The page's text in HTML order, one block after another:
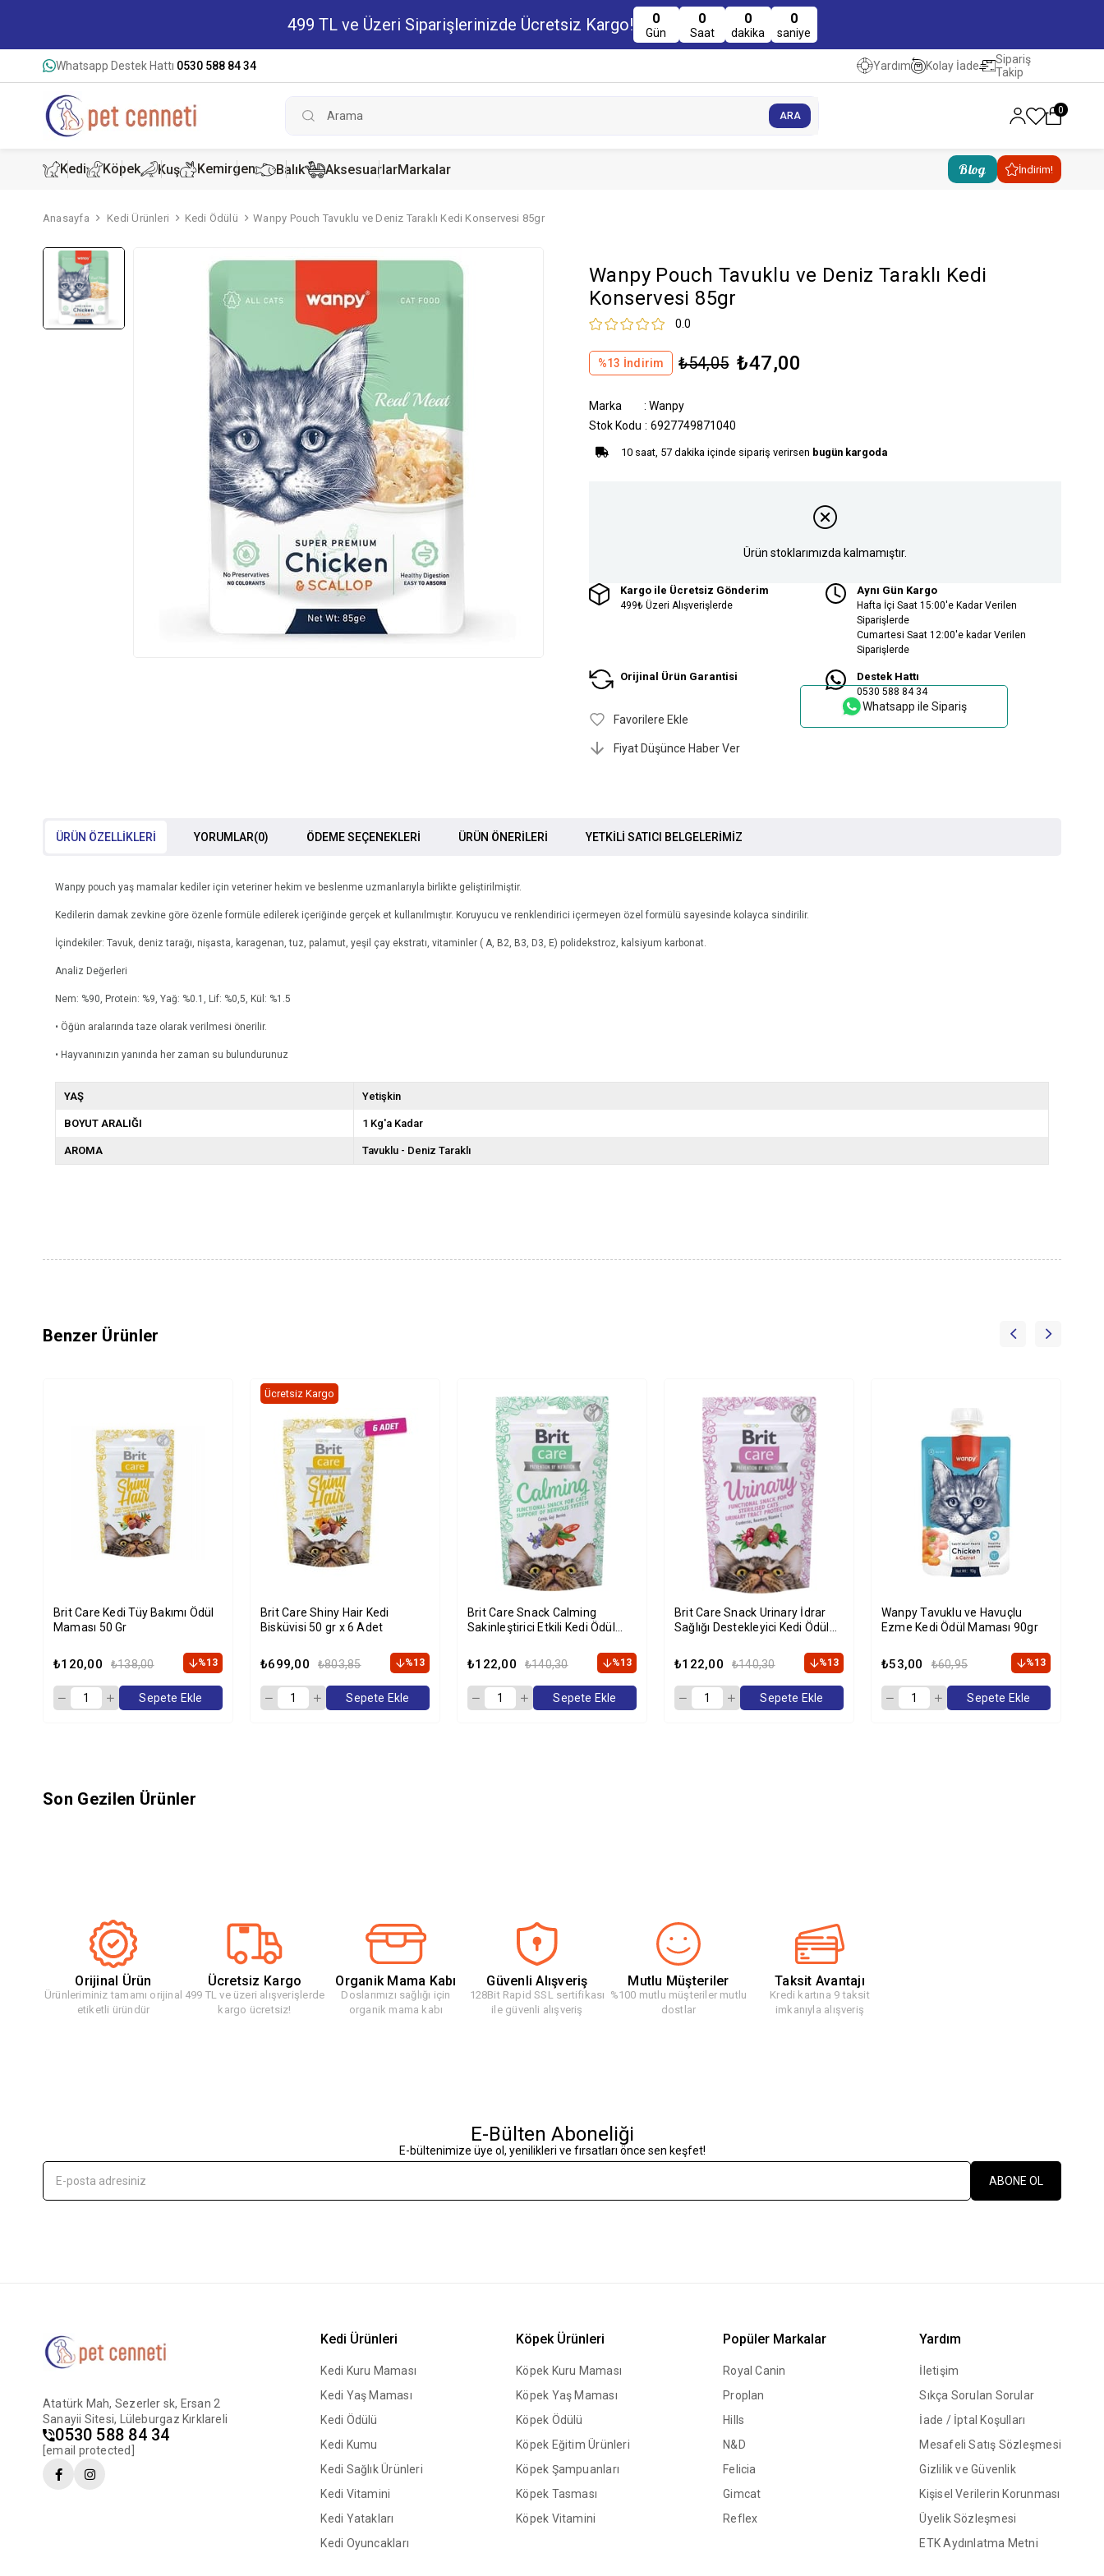
499 TL ve Üzeri Siparişlerinizde Ücretsiz Kargo! 0
Gün
0
Saat
0
dakika
0
saniye
Whatsapp Destek Hattı 0530 588 84 34 Yardım Kolay İade
Sipariş
Takip
0
Kedi Köpek Kuş Kemirgen Balık AksesuarlarMarkalar Blog İndirim!
Anasayfa Kedi Ürünleri Kedi Ödülü Wanpy Pouch Tavuklu ve Deniz Taraklı Kedi Konservesi 85gr
Wanpy Pouch Tavuklu ve Deniz Taraklı Kedi
Konservesi 85gr
0.0
%13 İndirim ₺54,05 ₺47,00
Marka : Wanpy
Stok Kodu
6927749871040
10 saat, 57 dakika içinde sipariş verirsen bugün kargoda
Ürün stoklarımızda kalmamıştır.
Kargo ile Ücretsiz Gönderim
499₺ Üzeri Alışverişlerde
Aynı Gün Kargo
Hafta İçi Saat 15:00'e Kadar Verilen
Siparişlerde
Cumartesi Saat 12:00'e kadar Verilen
Siparişlerde
Orijinal Ürün Garantisi Destek Hattı
0530 588 84 34
Favorilere Ekle
Fiyat Düşünce Haber Ver
Whatsapp ile Sipariş
ÜRÜN ÖZELLIKLERI YORUMLAR(0) ÖDEME SEÇENEKLERI ÜRÜN ÖNERILERI YETKİLİ SATICI BELGELERİMİZ
Wanpy pouch yaş mamalar kediler için veteriner hekim ve beslenme uzmanlarıyla birlikte geliştirilmiştir.
Kedilerin damak zevkine göre özenle formüle edilerek içeriğinde gerçek et kullanılmıştır. Koruyucu ve renklendirici içermeyen özel formülü sayesinde kolayca sindirilir.
İçindekiler: Tavuk, deniz tarağı, nişasta, karagenan, tuz, palamut, yeşil çay ekstratı, vitaminler ( A, B2, B3, D3, E) polidekstroz, kalsiyum karbonat.
Analiz Değerleri
Nem: %90, Protein: %9, Yağ: %0.1, Lif: %0,5, Kül: %1.5
• Öğün aralarında taze olarak verilmesi önerilir.
• Hayvanınızın yanında her zaman su bulundurunuz
YAŞ Yetişkin
BOYUT ARALIĞI 1 Kg'a Kadar
AROMA Tavuklu - Deniz Taraklı
Benzer Ürünler
Brit Care Kedi Tüy Bakımı Ödül
Maması 50 Gr
₺120,00 ₺138,00 %13
Sepete Ekle
Brit Care Shiny Hair Kedi
Bisküvisi 50 gr x 6 Adet
₺699,00 ₺803,85 %13
Ücretsiz Kargo
Sepete Ekle
Brit Care Snack Calming
Sakinleştirici Etkili Kedi Ödül
₺122,00 ₺140,30 %13
Sepete Ekle
Brit Care Snack Urinary İdrar
Sağlığı Destekleyici Kedi Ödül
₺122,00 ₺140,30 %13
Sepete Ekle
Wanpy Tavuklu ve Havuçlu
Ezme Kedi Ödül Maması 90gr
₺53,00 ₺60,95 %13
Sepete Ekle
Son Gezilen Ürünler
Orijinal Ürün
Ürünleriminiz tamamı orijinal
etiketli üründür
Ücretsiz Kargo
499 TL ve üzeri alışverişlerde
kargo ücretsiz!
Organik Mama Kabı
Doslarımızı sağlığı için
organik mama kabı
Güvenli Alışveriş
128Bit Rapid SSL sertifikası
ile güvenli alışveriş
Mutlu Müşteriler
%100 mutlu müşteriler mutlu
dostlar
Taksit Avantajı
Kredi kartına 9 taksit
imkanıyla alışveriş
E-Bülten Aboneliği
E-bültenimize üye ol, yenilikleri ve fırsatları önce sen keşfet!
ABONE OL
Atatürk Mah, Sezerler sk, Ersan 2
Sanayii Sitesi, Lüleburgaz Kırklareli
0530 588 84 34
[email protected]
Kedi Ürünleri
Kedi Kuru Maması
Kedi Yaş Maması
Kedi Ödülü
Kedi Kumu
Kedi Sağlık Ürünleri
Kedi Vitamini
Kedi Yatakları
Kedi Oyuncakları
Köpek Ürünleri
Köpek Kuru Maması
Köpek Yaş Maması
Köpek Ödülü
Köpek Eğitim Ürünleri
Köpek Şampuanları
Köpek Tasması
Köpek Vitamini
Popüler Markalar
Royal Canin
Proplan
Hills
N&D
Felicia
Gimcat
Reflex
Yardım
İletişim
Sıkça Sorulan Sorular
İade / İptal Koşulları
Mesafeli Satış Sözleşmesi
Gizlilik ve Güvenlik
Kişisel Verilerin Korunması
Üyelik Sözleşmesi
ETK Aydınlatma Metni